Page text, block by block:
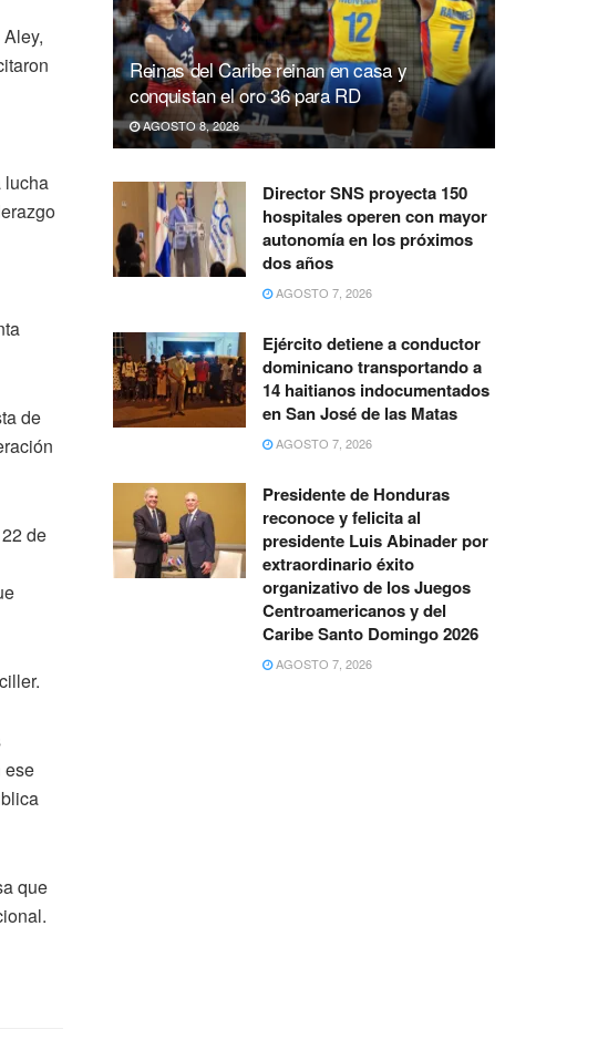
lucha
de
de
ese
que
Reinas del Caribe reinan en casa y
conquistan el oro 36 para RD
AGOSTO 8, 2026
Director SNS proyecta 150
hospitales operen con mayor
autonomía en los próximos
dos años
AGOSTO 7, 2026
Ejército detiene a conductor
dominicano transportando a
14 haitianos indocumentados
en San José de las Matas
AGOSTO 7, 2026
Presidente de Honduras
reconoce y felicita al
presidente Luis Abinader por
extraordinario éxito
organizativo de los Juegos
Centroamericanos y del
Caribe Santo Domingo 2026
AGOSTO 7, 2026